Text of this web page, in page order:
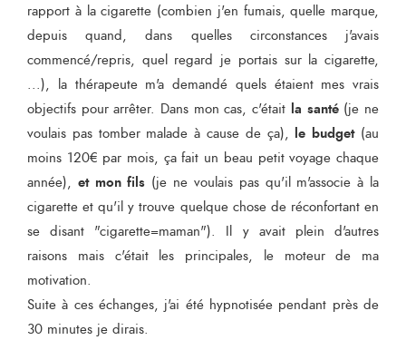
rapport à la cigarette (combien j'en fumais, quelle marque,
depuis quand, dans quelles circonstances j'avais
commencé/repris, quel regard je portais sur la cigarette,
...), la thérapeute m'a demandé quels étaient mes vrais
objectifs pour arrêter. Dans mon cas, c'était la santé(je ne
voulais pas tomber malade à cause de ça), le budget(au
moins 120€ par mois, ça fait un beau petit voyage chaque
année), et mon fils (je ne voulais pas qu'il m'associe à la
cigarette et qu'il y trouve quelque chose de réconfortant en
se disant "cigarette=maman"). Il y avait plein d'autres
raisons mais c'était les principales, le moteur de ma
motivation.
Suite à ces échanges, j'ai été hypnotisée pendant près de
30 minutes je dirais.